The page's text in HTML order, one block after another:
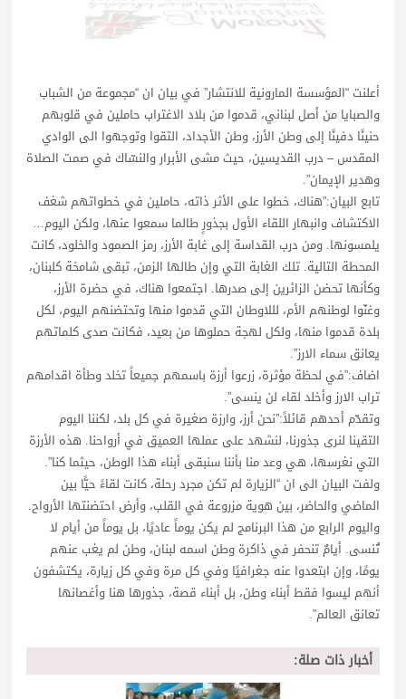
أعلنت “المؤسسة المارونية للانتشار” في بيان ان “مجموعة من الشباب
والصبايا من أصل لبناني، قدموا من بلاد الاغتراب حاملين في قلوبهم
حنينًا دفينًا إلى وطن الأرز، وطن الأجداد، التقوا وتوجهوا الى الوادي
المقدس – درب القديسين، حيث مشى الأبرار والنسّاك في صمت الصلاة
وهدير الإيمان”.
تابع البيان:”هناك، خطوا على الأثر ذاته، حاملين في خطواتهم شغف
الاكتشاف وانبهار اللقاء الأول بجذورٍ طالما سمعوا عنها، ولكن اليوم…
يلمسونها. ومن درب القداسة إلى غابة الأرز، رمز الصمود والخلود، كانت
المحطة التالية. تلك الغابة التي وإن طالها الزمن، تبقى شامخة كلبنان،
وكأنها تحضن الزائرين إلى صدرها. اجتمعوا هناك، في حضرة الأرز،
وغنّوا لوطنهم الأم، لللاوطان التي قدموا منها وتحتضنهم اليوم، لكل
بلدة قدموا منها، ولكل لهجة حملوها من بعيد، فكانت صدى كلماتهم
يعانق سماء الارز”.
اضاف:”في لحظة مؤثرة، زرعوا أرزة باسمهم جميعاً تخلد وطأة اقدامهم
تراب الارز وأخلد لقاء لن ينسى”.
وتقدّم أحدهم قائلاً:”نحن أرز، وارزة صغيرة في كل بلد، لكننا اليوم
التقينا لنرى جذورنا، لنشهد على عملها العميق في أرواحنا. هذه الأرزة
التي نغرسها، هي وعد منا بأننا سنبقى أبناء هذا الوطن، حيثما كنا”.
ولفت البيان الى ان “الزيارة لم تكن مجرد رحلة، كانت لقاءً حيًّا بين
الماضي والحاضر، بين هوية مزروعة في القلب، وأرض احتضنتها الأرواح.
واليوم الرابع من هذا البرنامج لم يكن يوماً عاديًا، بل يوماً من أيام لا
تُنسى. أيامٌ تنحفر في ذاكرة وطن اسمه لبنان، وطن لم يغب عنهم
يومًا، وإن ابتعدوا عنه جغرافيًا وفي كل مرة وفي كل زيارة، يكتشفون
أنهم ليسوا فقط أبناء وطن، بل أبناء قصة، جذورها هنا وأغصانها
تعانق العالم”.
أخبار ذات صلة: